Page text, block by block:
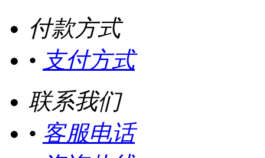
付款方式
• 支付方式
联系我们
• 客服电话